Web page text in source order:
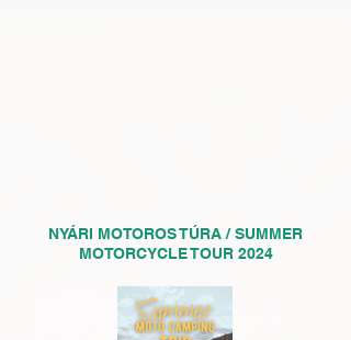
NYÁRI MOTOROS TÚRA / SUMMER
MOTORCYCLE TOUR 2024